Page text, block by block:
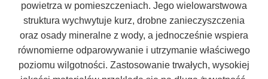
powietrza w pomieszczeniach. Jego wielowarstwowa
struktura wychwytuje kurz, drobne zanieczyszczenia
oraz osady mineralne z wody, a jednocześnie wspiera
równomierne odparowywanie i utrzymanie właściwego
poziomu wilgotności. Zastosowanie trwałych, wysokiej